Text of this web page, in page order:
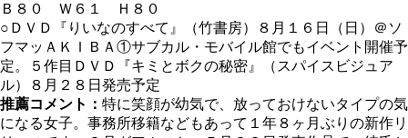
Ｂ８０ Ｗ６１ Ｈ８０
○ＤＶＤ『りいなのすべて』（竹書房）８月１６日（日）＠ソ
フマッＡＫＩＢＡ①サブカル・モバイル館でもイベント開催予
定。５作目ＤＶＤ『キミとボクの秘密』（スパイスビジュア
ル）８月２８日発売予定
推薦コメント： 特に笑顔が幼気で、放っておけないタイプの気
になる女子。事務所移籍などもあって１年８ヶ月ぶりの新作リ